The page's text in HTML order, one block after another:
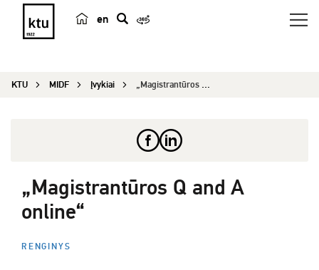
en
e
KTU MIDF Įvykiai „Magistrantūros Q and A online“
„Magistrantūros Q and A
online“
RENGINYS